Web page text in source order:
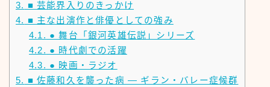
3. ■ 芸能界入りのきっかけ
4. ■ 主な出演作と俳優としての強み
4.1. ● 舞台「銀河英雄伝説」シリーズ
4.2. ● 時代劇での活躍
4.3. ● 映画・ラジオ
5. ■ 佐藤和久を襲った病 ― ギラン・バレー症候群